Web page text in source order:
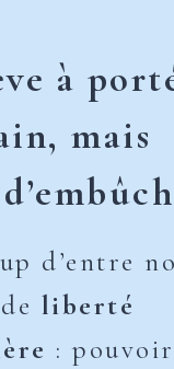
à
mais
d’entre
liberté
: pouvoir